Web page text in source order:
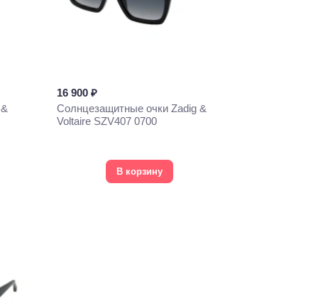
16 900 ₽
Солнцезащитные очки Zadig &
Voltaire SZV407 0700
В корзину